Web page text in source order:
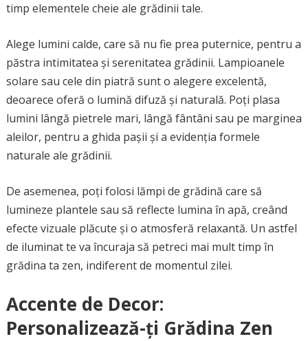
timp elementele cheie ale grădinii tale.
Alege lumini calde, care să nu fie prea puternice, pentru a
păstra intimitatea și serenitatea grădinii. Lampioanele
solare sau cele din piatră sunt o alegere excelentă,
deoarece oferă o lumină difuză și naturală. Poți plasa
lumini lângă pietrele mari, lângă fântâni sau pe marginea
aleilor, pentru a ghida pașii și a evidenția formele
naturale ale grădinii.
De asemenea, poți folosi lămpi de grădină care să
lumineze plantele sau să reflecte lumina în apă, creând
efecte vizuale plăcute și o atmosferă relaxantă. Un astfel
de iluminat te va încuraja să petreci mai mult timp în
grădina ta zen, indiferent de momentul zilei.
Accente de Decor:
Personalizează-ți Grădina Zen